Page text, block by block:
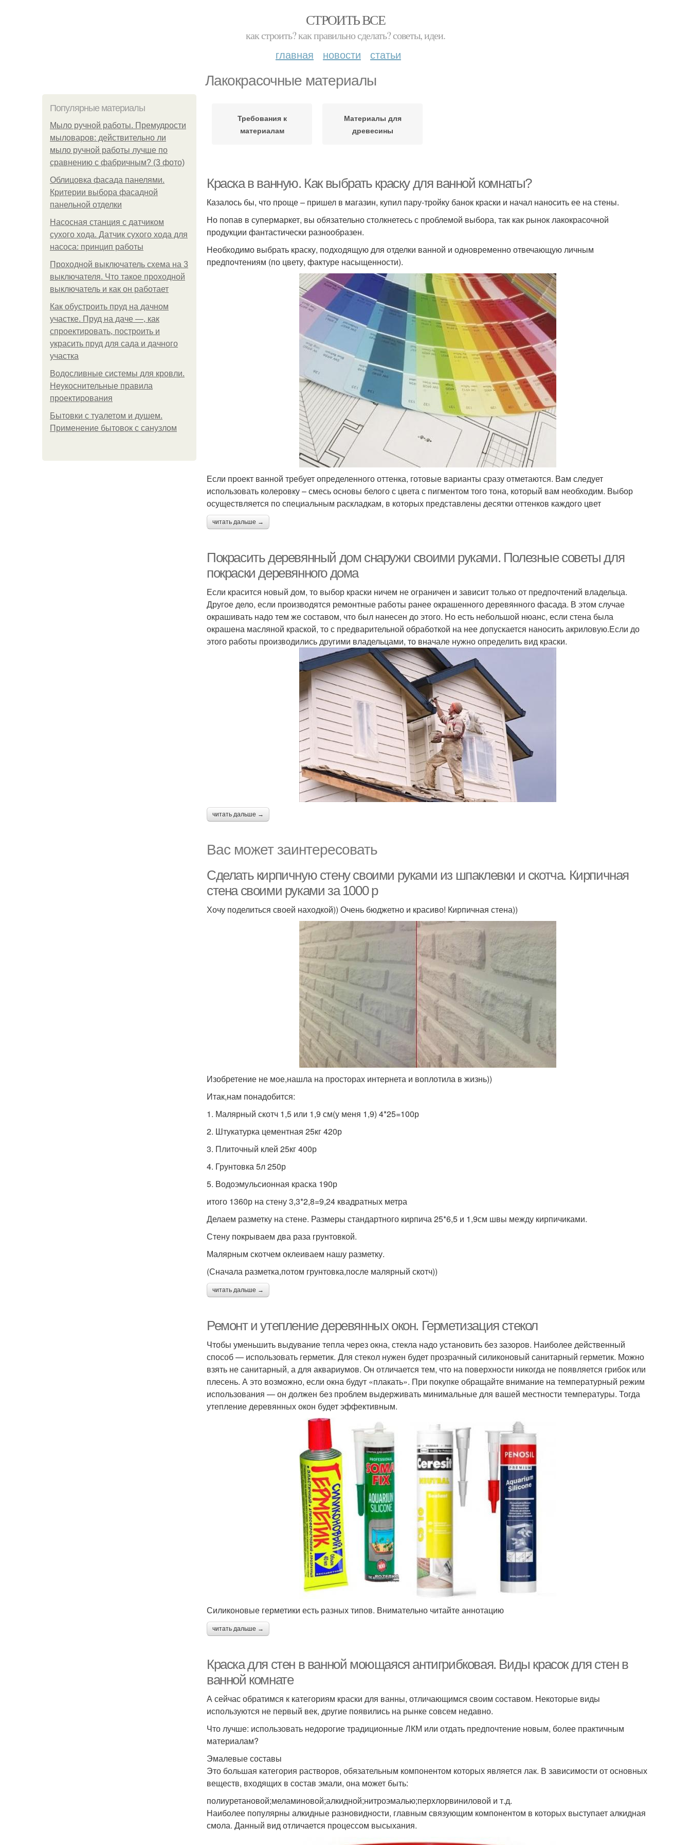
СТРОИТЬ ВСЕ
как строить? как правильно сделать? советы, идеи.
главная новости статьи
Лакокрасочные материалы
Популярные материалы
Мыло ручной работы. Премудрости
мыловаров: действительно ли
мыло ручной работы лучше по
сравнению с фабричным? (3 фото)
Облицовка фасада панелями.
Критерии выбора фасадной
панельной отделки
Насосная станция с датчиком
сухого хода. Датчик сухого хода для
насоса: принцип работы
Проходной выключатель схема на 3
выключателя. Что такое проходной
выключатель и как он работает
Как обустроить пруд на дачном
участке. Пруд на даче —, как
спроектировать, построить и
украсить пруд для сада и дачного
участка
Водосливные системы для кровли.
Неукоснительные правила
проектирования
Бытовки с туалетом и душем.
Применение бытовок с санузлом
Требования к
материалам
Материалы для
древесины
Краска в ванную. Как выбрать краску для ванной комнаты?
Казалось бы, что проще – пришел в магазин, купил пару-тройку банок краски и начал наносить ее на стены.
Но попав в супермаркет, вы обязательно столкнетесь с проблемой выбора, так как рынок лакокрасочной
продукции фантастически разнообразен.
Необходимо выбрать краску, подходящую для отделки ванной и одновременно отвечающую личным
предпочтениям (по цвету, фактуре насыщенности).
Если проект ванной требует определенного оттенка, готовые варианты сразу отметаются. Вам следует
использовать колеровку – смесь основы белого с цвета с пигментом того тона, который вам необходим. Выбор
осуществляется по специальным раскладкам, в которых представлены десятки оттенков каждого цвет
читать дальше →
Покрасить деревянный дом снаружи своими руками. Полезные советы для
покраски деревянного дома
Если красится новый дом, то выбор краски ничем не ограничен и зависит только от предпочтений владельца.
Другое дело, если производятся ремонтные работы ранее окрашенного деревянного фасада. В этом случае
окрашивать надо тем же составом, что был нанесен до этого. Но есть небольшой нюанс, если стена была
окрашена масляной краской, то с предварительной обработкой на нее допускается наносить акриловую.Если до
этого работы производились другими владельцами, то вначале нужно определить вид краски.
читать дальше →
Вас может заинтересовать
Сделать кирпичную стену своими руками из шпаклевки и скотча. Кирпичная
стена своими руками за 1000 р
Хочу поделиться своей находкой)) Очень бюджетно и красиво! Кирпичная стена))
Изобретение не мое,нашла на просторах интернета и воплотила в жизнь))
Итак,нам понадобится:
1. Малярный скотч 1,5 или 1,9 см(у меня 1,9) 4*25=100р
2. Штукатурка цементная 25кг 420р
3. Плиточный клей 25кг 400р
4. Грунтовка 5л 250р
5. Водоэмульсионная краска 190р
итого 1360р на стену 3,3*2,8=9,24 квадратных метра
Делаем разметку на стене. Размеры стандартного кирпича 25*6,5 и 1,9см швы между кирпичиками.
Стену покрываем два раза грунтовкой.
Малярным скотчем оклеиваем нашу разметку.
(Сначала разметка,потом грунтовка,после малярный скотч))
читать дальше →
Ремонт и утепление деревянных окон. Герметизация стекол
Чтобы уменьшить выдувание тепла через окна, стекла надо установить без зазоров. Наиболее действенный
способ — использовать герметик. Для стекол нужен будет прозрачный силиконовый санитарный герметик. Можно
взять не санитарный, а для аквариумов. Он отличается тем, что на поверхности никогда не появляется грибок или
плесень. А это возможно, если окна будут «плакать». При покупке обращайте внимание на температурный режим
использования — он должен без проблем выдерживать минимальные для вашей местности температуры. Тогда
утепление деревянных окон будет эффективным.
Силиконовые герметики есть разных типов. Внимательно читайте аннотацию
читать дальше →
Краска для стен в ванной моющаяся антигрибковая. Виды красок для стен в
ванной комнате
А сейчас обратимся к категориям краски для ванны, отличающимся своим составом. Некоторые виды
используются не первый век, другие появились на рынке совсем недавно.
Что лучше: использовать недорогие традиционные ЛКМ или отдать предпочтение новым, более практичным
материалам?
Эмалевые составы
Это большая категория растворов, обязательным компонентом которых является лак. В зависимости от основных
веществ, входящих в состав эмали, она может быть:
полиуретановой;меламиновой;алкидной;нитроэмалью;перхлорвиниловой и т.д.
Наиболее популярны алкидные разновидности, главным связующим компонентом в которых выступает алкидная
смола. Данный вид отличается процессом высыхания.